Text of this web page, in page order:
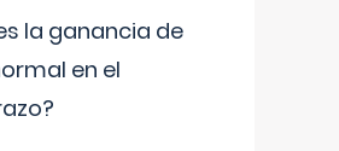
la ganancia de
en el